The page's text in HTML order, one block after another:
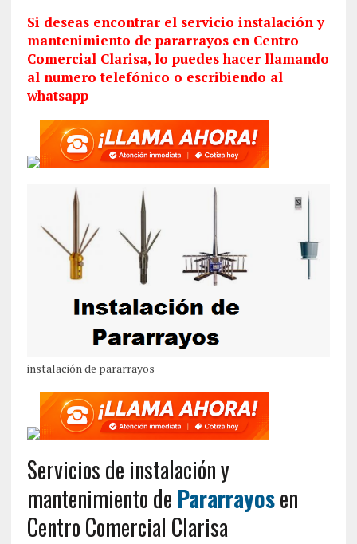
Si deseas encontrar el servicio instalacióny
mantenimiento de pararrayos en Centro
Comercial Clarisa, lo puedes hacer llamando
al numero telefónico o escribiendo al
whatsapp
instalación de pararrayos
Servicios de instalación y
mantenimiento de Pararrayosen
Centro Comercial Clarisa